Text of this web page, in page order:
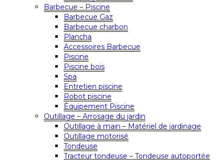
Barbecue – Piscine
Barbecue Gaz
Barbecue charbon
Plancha
Accessoires Barbecue
Piscine
Piscine bois
Spa
Entretien piscine
Robot piscine
Équipement Piscine
Outillage – Arrosage du jardin
Outillage à main – Matériel de jardinage
Outillage motorisé
Tondeuse
Tracteur tondeuse – Tondeuse autoportée